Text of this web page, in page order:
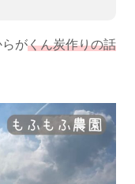
がくん炭作りの話